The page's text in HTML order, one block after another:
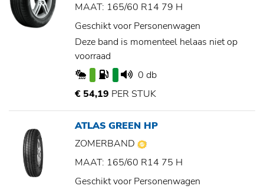
MAAT: 165/60 R14 79 H
Geschikt voor Personenwagen
Deze band is momenteel helaas niet op
voorraad
0 db
€ 54,19 PER STUK
ATLAS GREEN HP
ZOMERBAND
MAAT: 165/60 R14 75 H
Geschikt voor Personenwagen